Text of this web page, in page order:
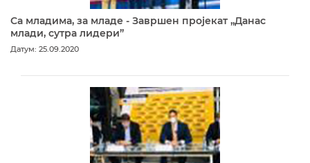
Са младима, за младе - Завршен пројекат „Данас
млади, сутра лидери”
Датум: 25.09.2020